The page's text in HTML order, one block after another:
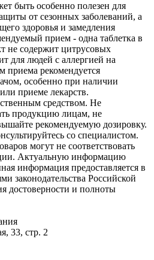
быть особенно полезен для
от сезонных заболеваний, а
здоровья и замедления
прием - одна таблетка в
не содержит цитрусовых
для людей с аллергией на
приема рекомендуется
особенно при наличии
приеме лекарств.
средством. Не
продукцию лицам, не
рекомендуемую дозировку.
со специалистом.
могут не соответствовать
Актуальную информацию
информация предоставляется в
законодательства Российской
достоверности и полноты
33, стр. 2